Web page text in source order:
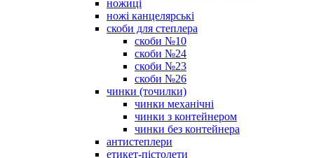
ножиці
ножі канцелярські
скоби для степлера
скоби №10
скоби №24
скоби №23
скоби №26
чинки (точилки)
чинки механічні
чинки з контейнером
чинки без контейнера
антистеплери
етикет-пістолети